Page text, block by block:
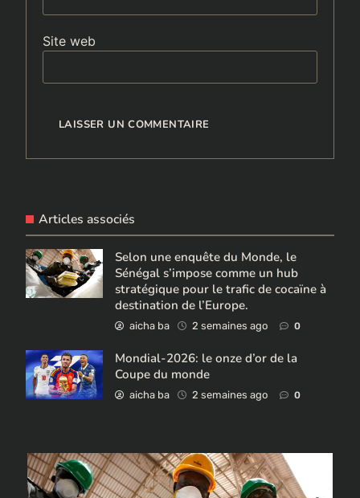
Site web
Articles associés
Selon une enquête du Monde, le
Sénégal s’impose comme un hub
stratégique pour le trafic de cocaïne à
destination de l’Europe.
aicha ba 2 semaines ago 0
Mondial-2026: le onze d’or de la
Coupe du monde
aicha ba 2 semaines ago 0